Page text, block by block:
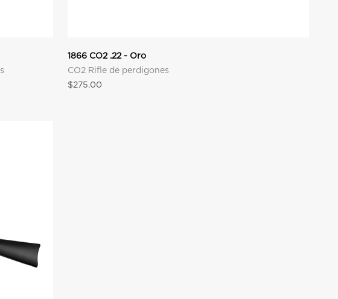
1866 CO2 .22 - Oro
CO2 Rifle de perdigones
Precio de oferta
$275.00